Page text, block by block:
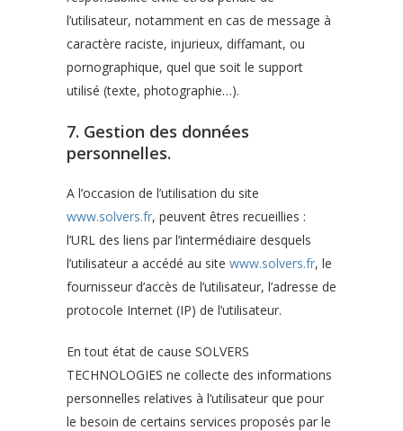
l’utilisateur, notamment en cas de message à
caractère raciste, injurieux, diffamant, ou
pornographique, quel que soit le support
utilisé (texte, photographie…).
7. Gestion des données
personnelles.
A l’occasion de l’utilisation du site
www.solvers.fr, peuvent êtres recueillies :
l’URL des liens par l’intermédiaire desquels
l’utilisateur a accédé au site www.solvers.fr, le
fournisseur d’accès de l’utilisateur, l’adresse de
protocole Internet (IP) de l’utilisateur.
En tout état de cause SOLVERS
TECHNOLOGIES ne collecte des informations
personnelles relatives à l’utilisateur que pour
le besoin de certains services proposés par le